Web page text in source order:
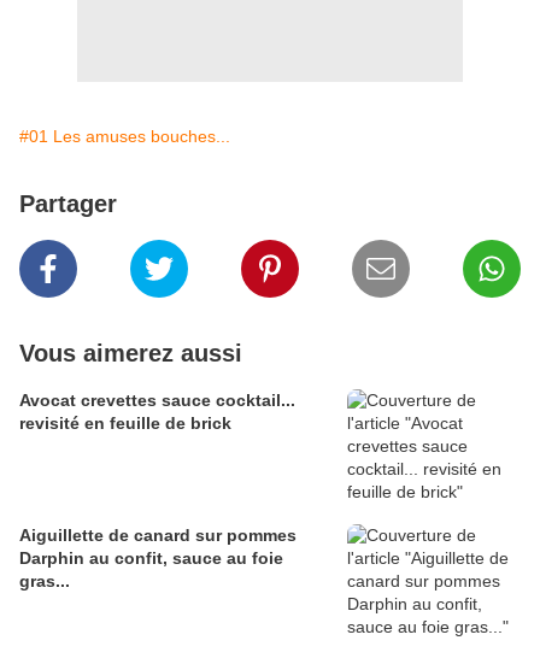
#01 Les amuses bouches...
Partager
Vous aimerez aussi
Avocat crevettes sauce cocktail...
revisité en feuille de brick
Aiguillette de canard sur pommes
Darphin au confit, sauce au foie
gras...